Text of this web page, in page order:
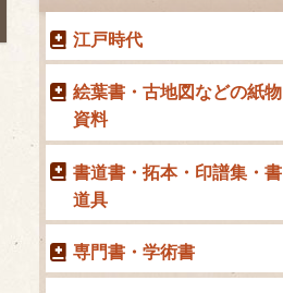
江戸時代
絵葉書・古地図などの紙物
資料
書道書・拓本・印譜集・書
道具
専門書・学術書